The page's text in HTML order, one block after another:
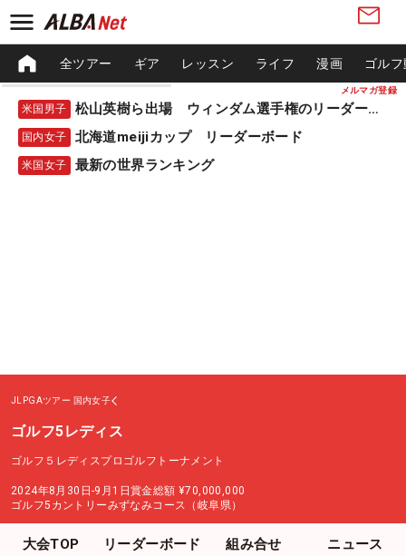
メルマガ登録
全ツアー ギア レッスン ライフ 漫画 ゴル
米国男子 松山英樹ら出場 ウィンダム選手権のリーダーボード
国内女子 北海道meijiカップ リーダーボード
米国女子 最新の世界ランキング
JLPGAツアー 国内女子
ゴルフ5レディス
ゴルフ５レディスプロゴルフトーナメント
2024年8月30日-9月1日賞金総額 ¥70,000,000
ゴルフ5カントリーみずなみコース（岐阜県）
大会TOP リーダーボード 組み合せ ニュース